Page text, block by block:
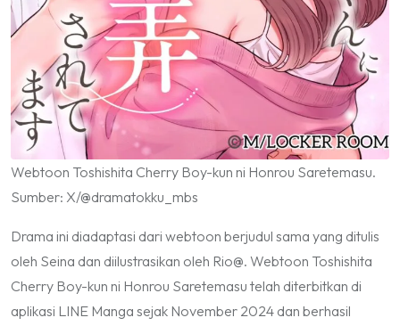
Webtoon Toshishita Cherry Boy-kun ni Honrou Saretemasu.
Sumber: X/@dramatokku_mbs
Drama ini diadaptasi dari webtoon berjudul sama yang ditulis
oleh Seina dan diilustrasikan oleh Rio@. Webtoon Toshishita
Cherry Boy-kun ni Honrou Saretemasu telah diterbitkan di
aplikasi LINE Manga sejak November 2024 dan berhasil